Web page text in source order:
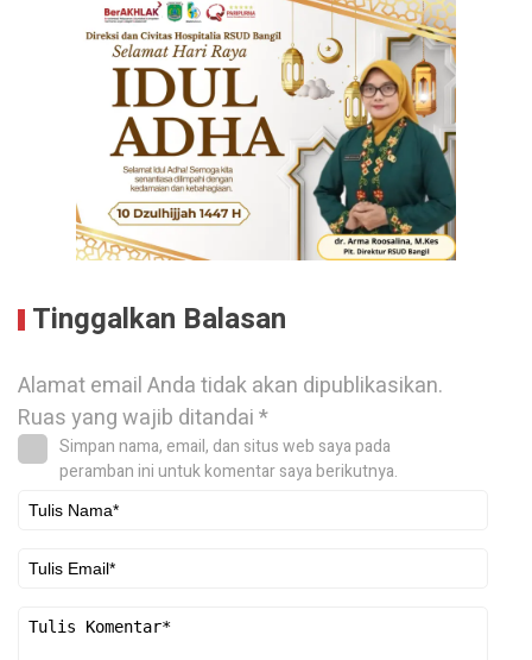
Tinggalkan Balasan
Alamat email Anda tidak akan dipublikasikan.
Ruas yang wajib ditandai*
Simpan nama, email, dan situs web saya pada
peramban ini untuk komentar saya berikutnya.